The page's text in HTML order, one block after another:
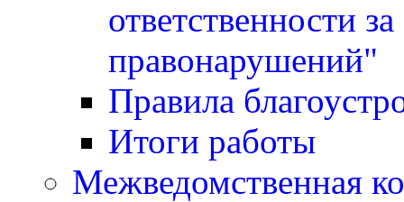
ответственности
правонарушений"
Правила
Итоги работы
Межведомственная